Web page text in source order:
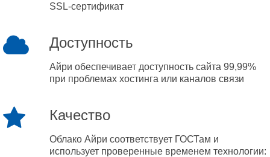
SSL-сертификат
Доступность
Айри обеспечивает доступность сайта 99,99%
при проблемах хостинга или каналов связи
Качество
Облако Айри соответствует ГОСТам и
использует проверенные временем технологии: